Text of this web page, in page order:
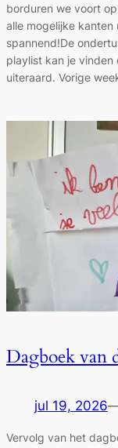
borduren we voort
alle mogelijke
spannend!De
playlist kan je vinden
uiteraard. Vorige
Dagboek van
jul 19, 2026
Vervolg van het